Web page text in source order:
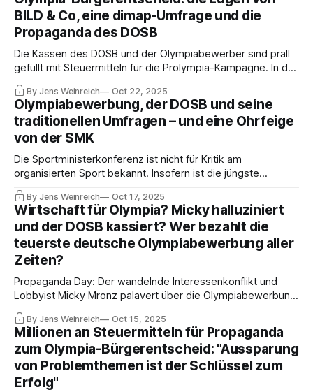
Münchens Olympiabewerbung nachhaltig zu beschädigen.
Hat Markus Söder sich übernommen?
BILD & Co, eine dimap-Umfrage und die
Propaganda des DOSB
Die Kassen des DOSB und der Olympiabewerber sind prall
gefüllt mit Steuermitteln für die Prolympia-Kampagne. In der
Sportfamilie mangelt es zwar gewaltig an Unterstützung,
die DOSB-Führung beklagt die Aktivitäten der Stakeholder,
dafür beteiligen sich Medien und Journalisten an der
Propaganda.
By Jens Weinreich Oct 22, 2025
Olympiabewerbung, der DOSB und seine
traditionellen Umfragen – und eine Ohrfeige
von der SMK
Die Sportministerkonferenz ist nicht für Kritik am
organisierten Sport bekannt. Insofern ist die jüngste
Resolution erstaunlich und belegt einmal mehr die
Unfähigkeit des DOSB im angeblich größten deutschen
Sportprojekt. Der Dachverband wird aufgefordert, endlich
eindeutige Regeln zu definieren.
By Jens Weinreich Oct 17, 2025
Wirtschaft für Olympia? Micky halluziniert
und der DOSB kassiert? Wer bezahlt die
teuerste deutsche Olympiabewerbung aller
Zeiten?
Propaganda Day: Der wandelnde Interessenkonflikt und
Lobbyist Micky Mronz palavert über die Olympiabewerbung.
Die DSM behauptet, eine Wirtschaftsinitiative unterstütze
die Bewerbung. Aber wie? Bei der DOSB-Tochter DSM
verlieren sich wichtige Spuren, sollte überhaupt etwas
gezahlt werden.
By Jens Weinreich Oct 15, 2025
Millionen an Steuermitteln für Propaganda
zum Olympia-Bürgerentscheid: "Aussparung
von Problemthemen ist der Schlüssel zum
Erfolg"